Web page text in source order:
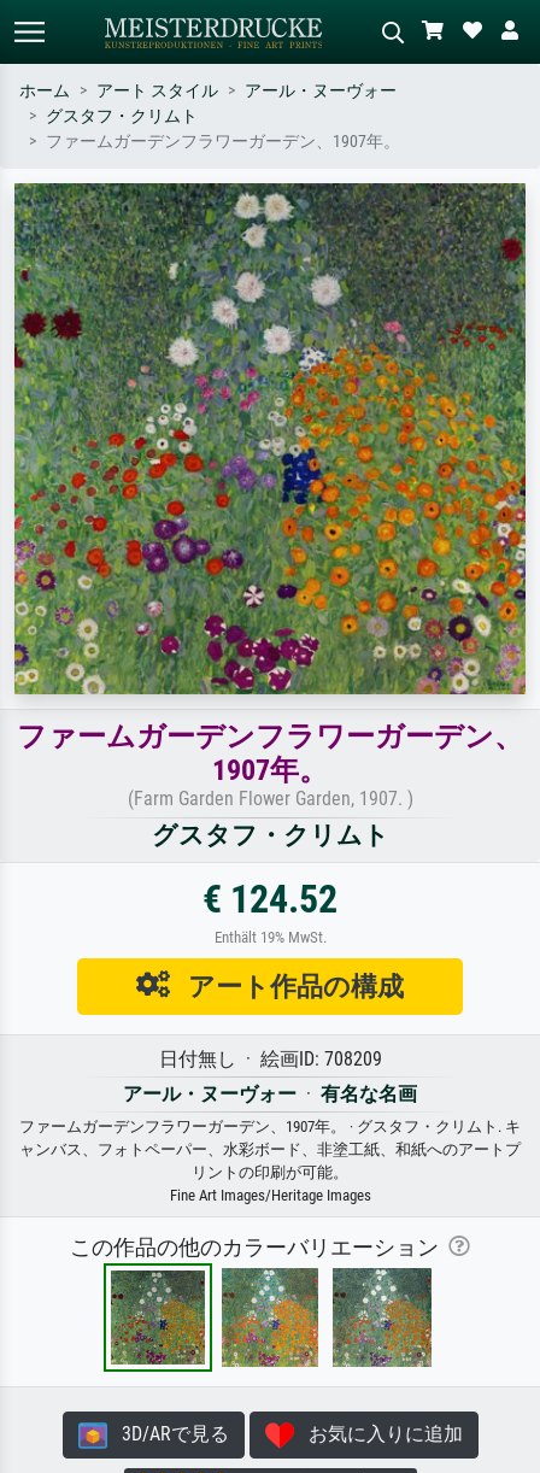
標準検索 AI画像検索
– 例：モネ、星月夜、印象派、北
斎の波、ヌード。
緑の草原、赤の多い抽象画、暗い
油絵、木のそばの立ち姿のヌー
ド。
ホーム アート スタイル
アール・ヌーヴォー
グスタフ・クリムト
ファームガーデンフラワーガーデン、1907年。
ファームガーデンフラワーガーデン、
1907年。
(Farm Garden Flower Garden, 1907. )
グスタフ・クリムト
€ 124.52
Enthält 19% MwSt.
アート作品の構成
日付無し · 絵画ID: 708209
アール・ヌーヴォー · 有名な名画
ファームガーデンフラワーガーデン、1907年。 · グスタフ・クリムト. キ
ャンバス、フォトペーパー、水彩ボード、非塗工紙、和紙へのアートプ
リントの印刷が可能。
Fine Art Images/Heritage Images
この作品の他のカラーバリエーション
3D/ARで見る お気に入りに追加